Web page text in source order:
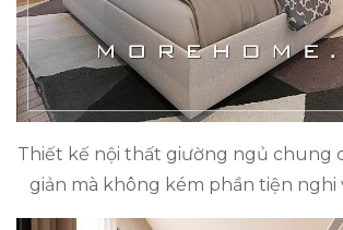
Thiết kế nội thất giường ngủ chung
giản mà không kém phần tiện nghi